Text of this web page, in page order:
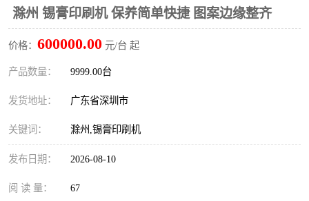
滁州 锡膏印刷机 保养简单快捷 图案边缘整齐
价格： 600000.00 元/台 起
产品数量： 9999.00台
发货地址： 广东省深圳市
关键词： 滁州,锡膏印刷机
发布日期： 2026-08-10
阅 读 量： 67